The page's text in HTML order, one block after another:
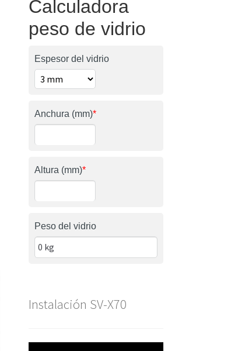
Calculadora
peso de vidrio
Espesor del vidrio
Anchura (mm)*
Altura (mm)*
Peso del vidrio
Instalación SV-X70